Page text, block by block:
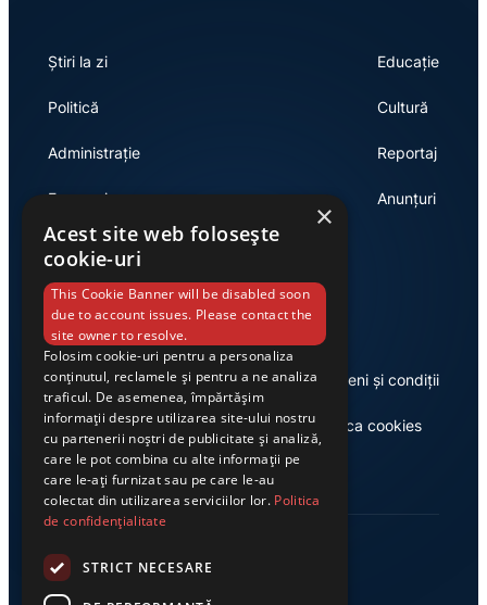
Știri la zi
Politică
Administrație
Economie
Educație
Cultură
Reportaj
Anunțuri
Link-uri utile
Despre noi
Casa de editură Exclusiv
Termeni și condiții
Politica cookies
×
Acest site web folosește
cookie-uri
This Cookie Banner will be disabled soon
due to account issues. Please contact the
site owner to resolve.
Folosim cookie-uri pentru a personaliza
conținutul, reclamele și pentru a ne analiza
traficul. De asemenea, împărtășim
informații despre utilizarea site-ului nostru
cu partenerii noștri de publicitate și analiză,
care le pot combina cu alte informații pe
care le-ați furnizat sau pe care le-au
colectat din utilizarea serviciilor lor. Politica
de confidențialitate
STRICT NECESARE